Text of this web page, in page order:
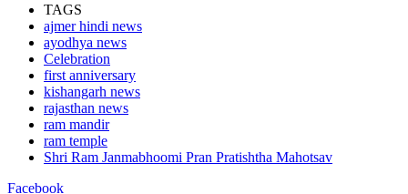
TAGS
ajmer hindi news
ayodhya news
Celebration
first anniversary
kishangarh news
rajasthan news
ram mandir
ram temple
Shri Ram Janmabhoomi Pran Pratishtha Mahotsav
Facebook